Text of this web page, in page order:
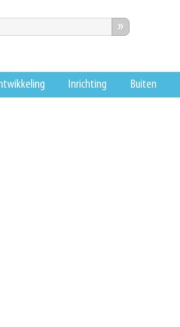
»
Inrichting Buiten